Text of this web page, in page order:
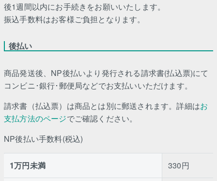
後1週間以内にお手続きをお願いいたします。
振込手数料はお客様ご負担となります。
後払い
商品発送後、NP後払いより発行される請求書(払込票)にて
コンビニ･銀行･郵便局などでお支払いいただけます。
請求書（払込票）は商品とは別に郵送されます。詳細はお
支払方法のページでご確認ください。
NP後払い手数料(税込)
1万円未満 330円